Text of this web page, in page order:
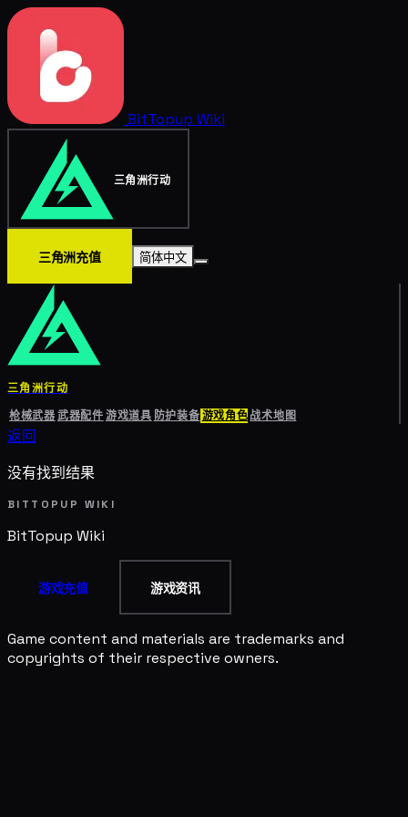
BitTopup Wiki
三角洲行动
三角洲充值 简体中文
三角洲行动
枪械武器武器配件游戏道具 防护装备游戏角色战术地图
返回
没有找到结果
BITTOPUP WIKI
BitTopup Wiki
游戏充值 游戏资讯
Game content and materials are trademarks and
copyrights of their respective owners.